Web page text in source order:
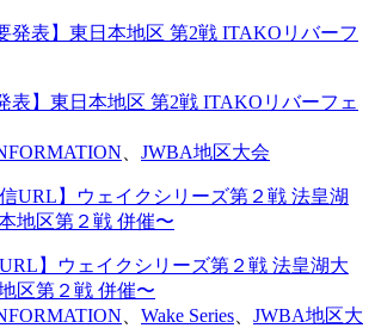
表】東日本地区 第2戦 ITAKOリバーフェ
JWBA地区大会
】ウェイクシリーズ第２戦 法皇湖大
区第２戦 併催〜
Wake Series
JWBA地区大